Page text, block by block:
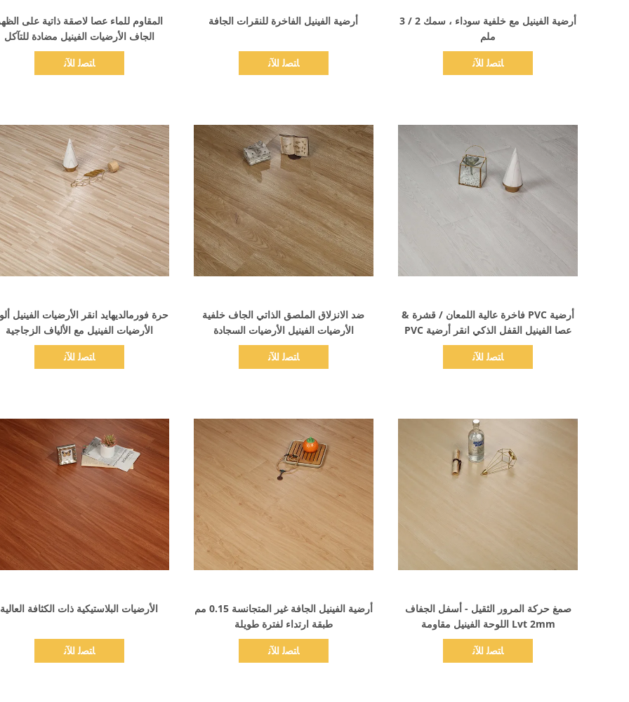
المقاوم للماء عصا لاصقة ذاتية على
الجاف الأرضيات الفينيل مضادة للتآكل
ﺎﺘﺼﻟ ﺍﻶﻧ
أرضية الفينيل الفاخرة للنقرات الجافة
ﺎﺘﺼﻟ ﺍﻶﻧ
أرضية الفينيل مع خلفية سوداء ، سمك 2 / 3
ملم
ﺎﺘﺼﻟ ﺍﻶﻧ
اظهر التفاصيل
حرة فورمالديهايد انقر الأرضيات الفينيل
الأرضيات الفينيل مع الألياف الزجاجية
المنسوجة
ﺎﺘﺼﻟ ﺍﻶﻧ
ضد الانزلاق الملصق الذاتي الجاف خلفية
الأرضيات الفينيل الأرضيات السجادة
البروتوكول
ﺎﺘﺼﻟ ﺍﻶﻧ
أرضية PVC فاخرة عالية اللمعان / قشرة &
عصا الفينيل القفل الذكي انقر أرضية PVC
ﺎﺘﺼﻟ ﺍﻶﻧ
الأرضيات البلاستيكية ذات الكثافة العالية
ﺎﺘﺼﻟ ﺍﻶﻧ
أرضية الفينيل الجافة غير المتجانسة 0.15 مم
طبقة ارتداء لفترة طويلة
ﺎﺘﺼﻟ ﺍﻶﻧ
اظهر التفاصيل
صمغ حركة المرور الثقيل - أسفل الجفاف
Lvt 2mm اللوحة الفينيل مقاومة
ﺎﺘﺼﻟ ﺍﻶﻧ